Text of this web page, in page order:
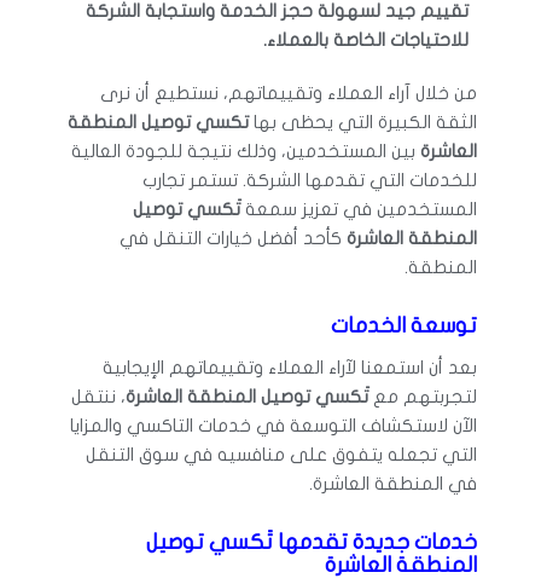
تقييم جيد لسهولة حجز الخدمة واستجابة الشركة
للاحتياجات الخاصة بالعملاء.
من خلال آراء العملاء وتقييماتهم، نستطيع أن نرى
الثقة الكبيرة التي يحظى بهاتكسي توصيل المنطقة
العاشرةبين المستخدمين، وذلك نتيجة للجودة العالية
للخدمات التي تقدمها الشركة. تستمر تجارب
المستخدمين في تعزيز سمعةتَكسي توصيل
المنطقة العاشرةكأحد أفضل خيارات التنقل في
المنطقة.
توسعة الخدمات
بعد أن استمعنا لآراء العملاء وتقييماتهم الإيجابية
لتجربتهم معتَكسي توصيل المنطقة العاشرة، ننتقل
الآن لاستكشاف التوسعة في خدمات التاكسي والمزايا
التي تجعله يتفوق على منافسيه في سوق التنقل
في المنطقة العاشرة.
خدمات جديدة تقدمها تَكسي توصيل
المنطقة العاشرة